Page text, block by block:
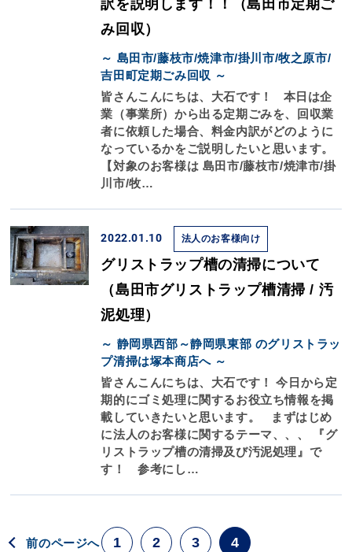
訳を説明します！！（島田市定期ご
み回収）
～ 島田市/藤枝市/焼津市/掛川市/牧之原市/
吉田町定期ごみ回収 ～
皆さんこんにちは、大石です！ 本日は企
業（事業所）から出る定期ごみを、回収業
者に依頼した場合、料金内訳がどのように
なっているかをご説明したいと思います。
【対象のお客様は 島田市/藤枝市/焼津市/掛
川市/牧…
2022.01.10 法人のお客様向け
グリストラップ槽の清掃について
（島田市グリストラップ槽清掃 / 汚
泥処理）
～ 静岡県西部～静岡県東部 のグリストラッ
プ清掃は塚本商店へ ～
皆さんこんにちは、大石です！ 今日から定
期的にゴミ処理に関するお役立ち情報を掲
載していきたいと思います。 まずはじめ
に法人のお客様に関するテーマ、、、 『グ
リストラップ槽の清掃及び汚泥処理』で
す！ 参考にし…
前のページへ 1 2 3 4